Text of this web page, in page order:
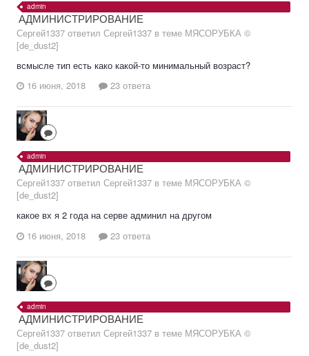
admin
АДМИНИСТРИРОВАНИЕ
Сергей1337 ответил Сергей1337 в теме МЯСОРУБКА ©
[de_dust2]
всмысле тип есть како какой-то минимальный возраст?
16 июня, 2018
23 ответа
admin
АДМИНИСТРИРОВАНИЕ
Сергей1337 ответил Сергей1337 в теме МЯСОРУБКА ©
[de_dust2]
какое вх я 2 года на серве админил на другом
16 июня, 2018
23 ответа
admin
АДМИНИСТРИРОВАНИЕ
Сергей1337 ответил Сергей1337 в теме МЯСОРУБКА ©
[de_dust2]